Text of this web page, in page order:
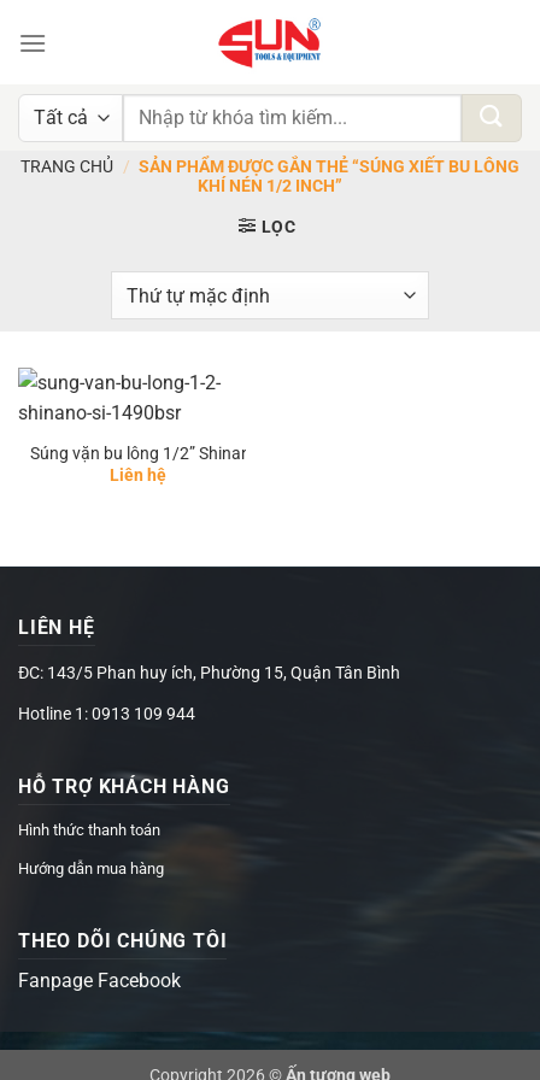
đến
dung
Tìm
TRANG CHỦ / SẢN PHẨM ĐƯỢC GẮN THẺ “SÚNG XIẾT BU LÔNG
KHÍ NÉN 1/2 INCH”
LỌC
Súng vặn bu lông 1/2” Shinano SI 1490BSR
Liên hệ
LIÊN HỆ
ĐC: 143/5 Phan huy ích, Phường 15, Quận Tân Bình
Hotline 1: 0913 109 944
HỖ TRỢ KHÁCH HÀNG
Hình thức thanh toán
Hướng dẫn mua hàng
THEO DÕI CHÚNG TÔI
Fanpage Facebook
Copyright 2026 ©Ấn tượng web